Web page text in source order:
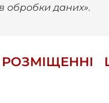
обробки даних».